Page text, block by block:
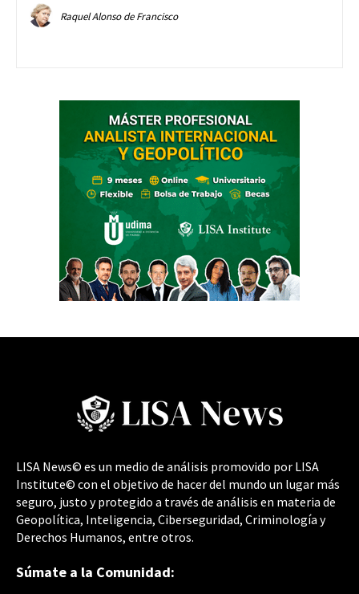
Raquel Alonso de Francisco
LISA News© es un medio de análisis promovido por LISA
Institute© con el objetivo de hacer del mundo un lugar más
seguro, justo y protegido a través de análisis en materia de
Geopolítica, Inteligencia, Ciberseguridad, Criminología y
Derechos Humanos, entre otros.
Súmate a la Comunidad: